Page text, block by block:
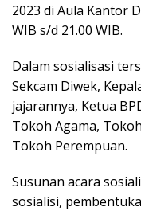
2023 di Aula Kantor
WIB s/d 21.00 WIB.
Dalam sosialisasi
Sekcam Diwek,
jajarannya, Ketua
Tokoh Agama,
Tokoh Perempuan.
Susunan acara
sosialisi,